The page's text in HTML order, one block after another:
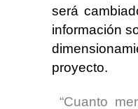
será
información
proyecto.
“Cuanto